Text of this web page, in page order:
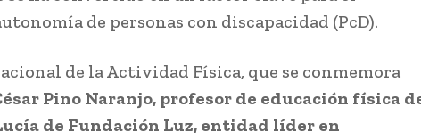
de personas con discapacidad (PcD).
de la Actividad Física, que se conmemora
Pino Naranjo, profesor de educación física
de Fundación Luz, entidad líder en